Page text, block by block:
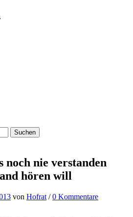
noch nie verstanden
hören will
von Hofrat /0 Kommentare